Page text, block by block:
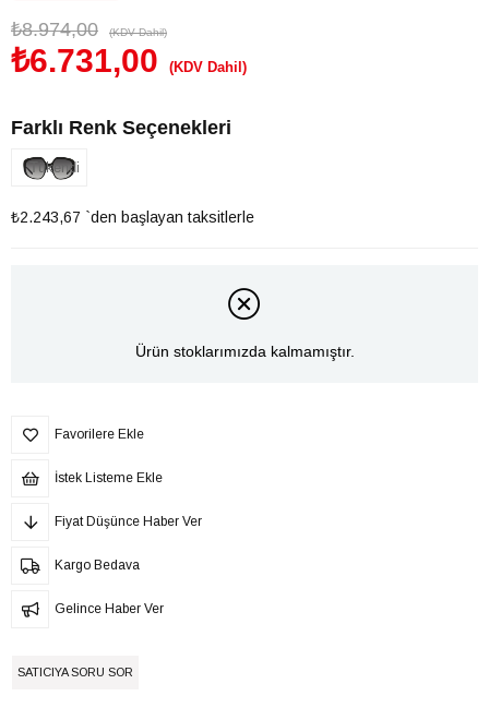
₺8.974,00 (KDV Dahil)
₺6.731,00 (KDV Dahil)
Farklı Renk Seçenekleri
Tükendi
₺2.243,67 `den başlayan taksitlerle
Ürün stoklarımızda kalmamıştır.
Favorilere Ekle
İstek Listeme Ekle
Fiyat Düşünce Haber Ver
Kargo Bedava
Gelince Haber Ver
SATICIYA SORU SOR